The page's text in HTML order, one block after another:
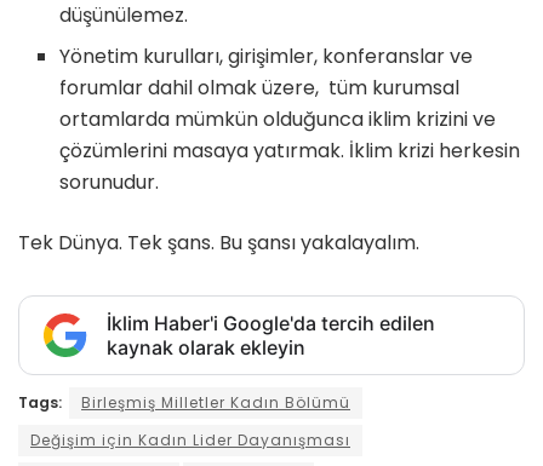
düşünülemez.
Yönetim kurulları, girişimler, konferanslar ve
forumlar dahil olmak üzere, tüm kurumsal
ortamlarda mümkün olduğunca iklim krizini ve
çözümlerini masaya yatırmak. İklim krizi herkesin
sorunudur.
Tek Dünya. Tek şans. Bu şansı yakalayalım.
İklim Haber'i Google'da tercih edilen
kaynak olarak ekleyin
Tags:
Birleşmiş Milletler Kadın Bölümü
Değişim için Kadın Lider Dayanışması